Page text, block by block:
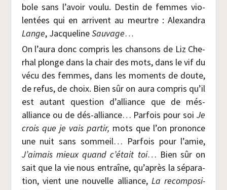
bole sans l’avoir vou­lu. Des­tin de femmes vio­
len­tées qui en arrivent au meurtre : Alexan­dra
Lange, Jac­que­lineSau­vage…
On l’aura donc com­pris les chan­sons de Liz Che­
rhal plonge dans la chair des mots, dans le vif du
vécu des femmes, dans les moments de doute,
de refus, de choix. Bien sûr on aura com­pris qu’il
est autant ques­tion d’alliance que de més-
alliance ou de dés-alliance… Par­fois pour soiJe
crois que je vais par­tir, mots que l’on pro­nonce
une nuit sans som­meil… Par­fois pour l’amie,
J’aimais mieux quand c’était toi… Bien sûr on
sait que la vie nous entraîne, qu’après la sépa­ra­
tion, vient une nou­velle alliance,La recom­po­si­